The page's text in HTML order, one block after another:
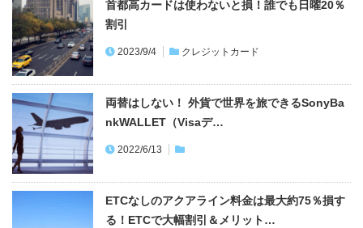
首都高カードは使わないと損！誰でも日曜20％
割引
2023/9/4 クレジットカード
両替はしない！ 外貨で世界を旅できるSonyBa
nkWALLET（Visaデ…
2022/6/13
ETCなしのアクアライン料金は最大約75％損す
る！ETCで大幅割引＆メリット…